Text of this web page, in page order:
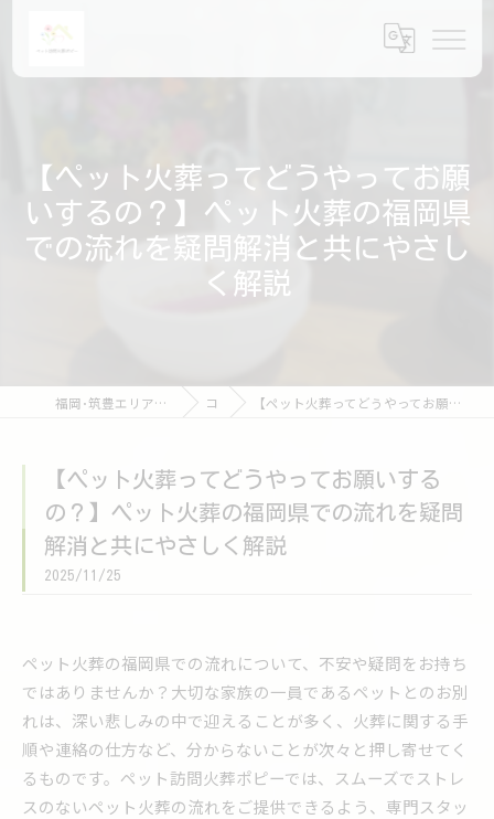
【ペット火葬ってどうやってお願
いするの？】ペット火葬の福岡県
での流れを疑問解消と共にやさし
く解説
福岡･筑豊エリアのペット火葬ならペット訪問火葬ポピー コラム 【ペット火葬ってどうやってお願いするの？】ペット火葬の福岡県での流れを疑問解消と共にやさしく解説
【ペット火葬ってどうやってお願いする
の？】ペット火葬の福岡県での流れを疑問
解消と共にやさしく解説
2025/11/25
ペット火葬の福岡県での流れについて、不安や疑問をお持ち
ではありませんか？大切な家族の一員であるペットとのお別
れは、深い悲しみの中で迎えることが多く、火葬に関する手
順や連絡の仕方など、分からないことが次々と押し寄せてく
るものです。ペット訪問火葬ポピーでは、スムーズでストレ
スのないペット火葬の流れをご提供できるよう、専門スタッ